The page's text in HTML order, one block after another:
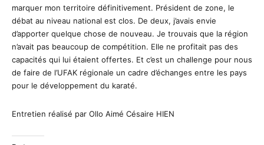
marquer mon territoire définitivement. Président de zone, le
débat au niveau national est clos. De deux, j’avais envie
d’apporter quelque chose de nouveau. Je trouvais que la région
n’avait pas beaucoup de compétition. Elle ne profitait pas des
capacités qui lui étaient offertes. Et c’est un challenge pour nous
de faire de l’UFAK régionale un cadre d’échanges entre les pays
pour le développement du karaté.
Entretien réalisé par Ollo Aimé Césaire HIEN